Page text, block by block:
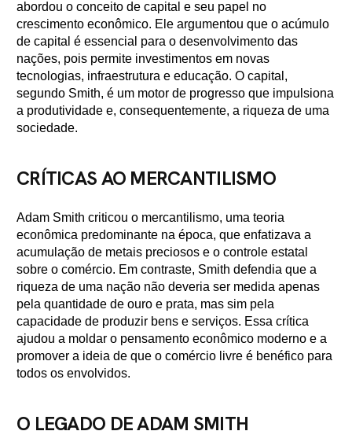
abordou o conceito de capital e seu papel no
crescimento econômico. Ele argumentou que o acúmulo
de capital é essencial para o desenvolvimento das
nações, pois permite investimentos em novas
tecnologias, infraestrutura e educação. O capital,
segundo Smith, é um motor de progresso que impulsiona
a produtividade e, consequentemente, a riqueza de uma
sociedade.
CRÍTICAS AO MERCANTILISMO
Adam Smith criticou o mercantilismo, uma teoria
econômica predominante na época, que enfatizava a
acumulação de metais preciosos e o controle estatal
sobre o comércio. Em contraste, Smith defendia que a
riqueza de uma nação não deveria ser medida apenas
pela quantidade de ouro e prata, mas sim pela
capacidade de produzir bens e serviços. Essa crítica
ajudou a moldar o pensamento econômico moderno e a
promover a ideia de que o comércio livre é benéfico para
todos os envolvidos.
O LEGADO DE ADAM SMITH